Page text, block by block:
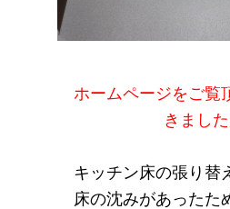
ホームページをご覧
きました
キッチン床の張り替
床の沈みがあったた